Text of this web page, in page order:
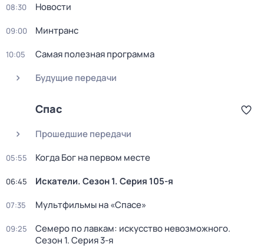
08:30 Новости
09:00 Минтранс
10:05
Самая полезная программа
Будущие передачи
Спас
Прошедшие передачи
05:55 Когда Бог на первом месте
06:45 Искатели. Сезон 1. Серия 105-я
07:35 Мультфильмы на «Спасе»
09:25 Семеро по лавкам: искусство невозможного.
Сезон 1. Серия 3-я